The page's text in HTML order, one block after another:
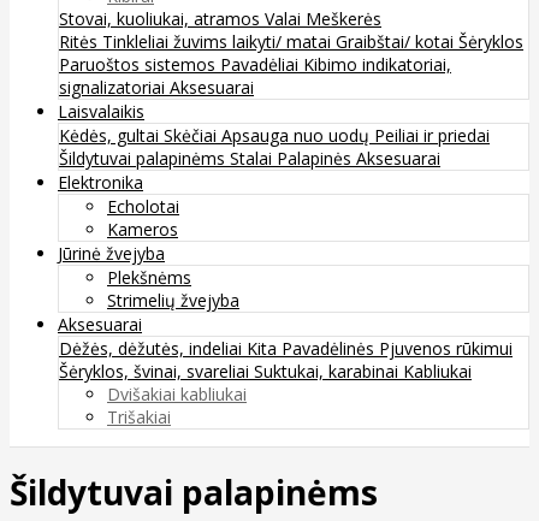
Stovai, kuoliukai, atramos Valai Meškerės
Ritės Tinkleliai žuvims laikyti/ matai Graibštai/ kotai Šėryklos
Paruoštos sistemos Pavadėliai Kibimo indikatoriai,
signalizatoriai Aksesuarai
Laisvalaikis
Kėdės, gultai Skėčiai Apsauga nuo uodų Peiliai ir priedai
Šildytuvai palapinėms Stalai Palapinės Aksesuarai
Elektronika
Echolotai
Kameros
Jūrinė žvejyba
Plekšnėms
Strimelių žvejyba
Aksesuarai
Dėžės, dėžutės, indeliai Kita Pavadėlinės Pjuvenos rūkimui
Šėryklos, švinai, svareliai Suktukai, karabinai Kabliukai
Dvišakiai kabliukai
Trišakiai
Šildytuvai palapinėms